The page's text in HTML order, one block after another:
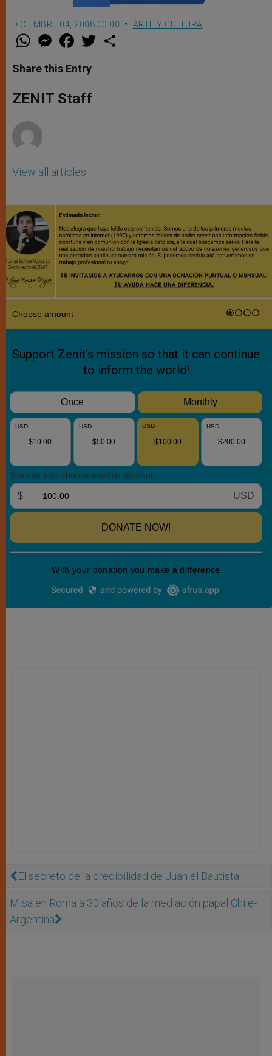
DICIEMBRE 04, 2008 00:00 ARTE Y CULTURA
W
t
s
p
p
M
e
s
e
g
e
F
a
e
b
o
k
w
Share this Entry
ZENIT Staff
View all articles
El secreto de la credibilidad de Juan el Bautista
Misa en Roma a 30 años de la mediación papal Chile-
Argentina